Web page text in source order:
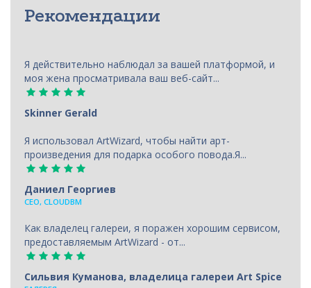
Рекомендации
Я действительно наблюдал за вашей платформой, и
моя жена просматривала ваш веб-сайт...
Skinner Gerald
Я использовал ArtWizard, чтобы найти арт-
произведения для подарка особого повода.Я...
Даниел Георгиев
CEO, CLOUDBM
Как владелец галереи, я поражен хорошим сервисом,
предоставляемым ArtWizard - от...
Сильвия Куманова, владелица галереи Art Spice